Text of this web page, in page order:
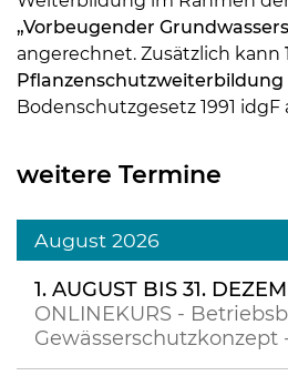
„Vorbeugender
angerechnet. Zusätzlich kann
Pflanzenschutzweiterbildung
Bodenschutzgesetz 1991
weitere Termine
August 2026
1. AUGUST BIS 31.
ONLINEKURS -
Gewässerschutzkonzept